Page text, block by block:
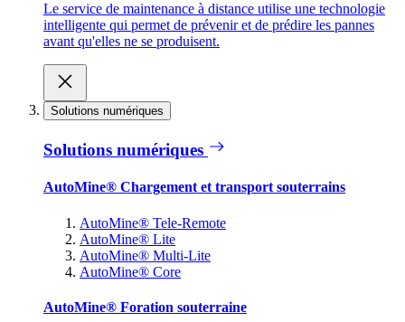
Le service de maintenance à distance utilise une technologie
intelligente qui permet de prévenir et de prédire les pannes
avant qu'elles ne se produisent.
Solutions numériques
Solutions numériques
AutoMine® Chargement et transport souterrains
AutoMine® Tele-Remote
AutoMine® Lite
AutoMine® Multi-Lite
AutoMine® Core
AutoMine® Foration souterraine